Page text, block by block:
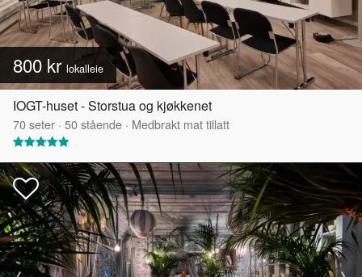
800 kr lokalleie
IOGT-huset - Storstua og kjøkkenet
70seter · 50stående · Medbrakt mat tillatt